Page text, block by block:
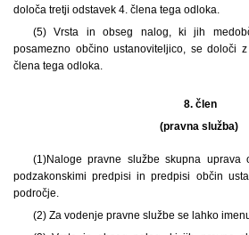
določa tretji odstavek 4. člena tega odloka.
(5) Vrsta in obseg nalog, ki jih
posamezno občino ustanoviteljico, se določi
člena tega odloka.
8. člen
(pravna služba)
(1)Naloge pravne službe skupna uprava
podzakonskimi predpisi in predpisi občin
področje.
(2) Za vodenje pravne službe se lahko